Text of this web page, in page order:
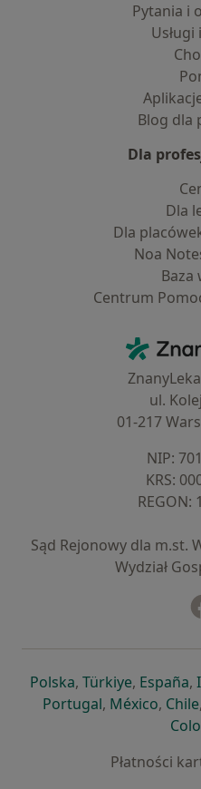
Pytania i
Blog dla
Dla
Dla
Dla
Noa
Baza
Centrum
ul.
01-217
NIP:
KRS:
REGON:
Sąd Rejonowy dla m.st.
Wydział
Polskaotwiera się w
, Türkiyeotwiera
, España,
Portugalotwiera się w
, México, Chile,
Płatności